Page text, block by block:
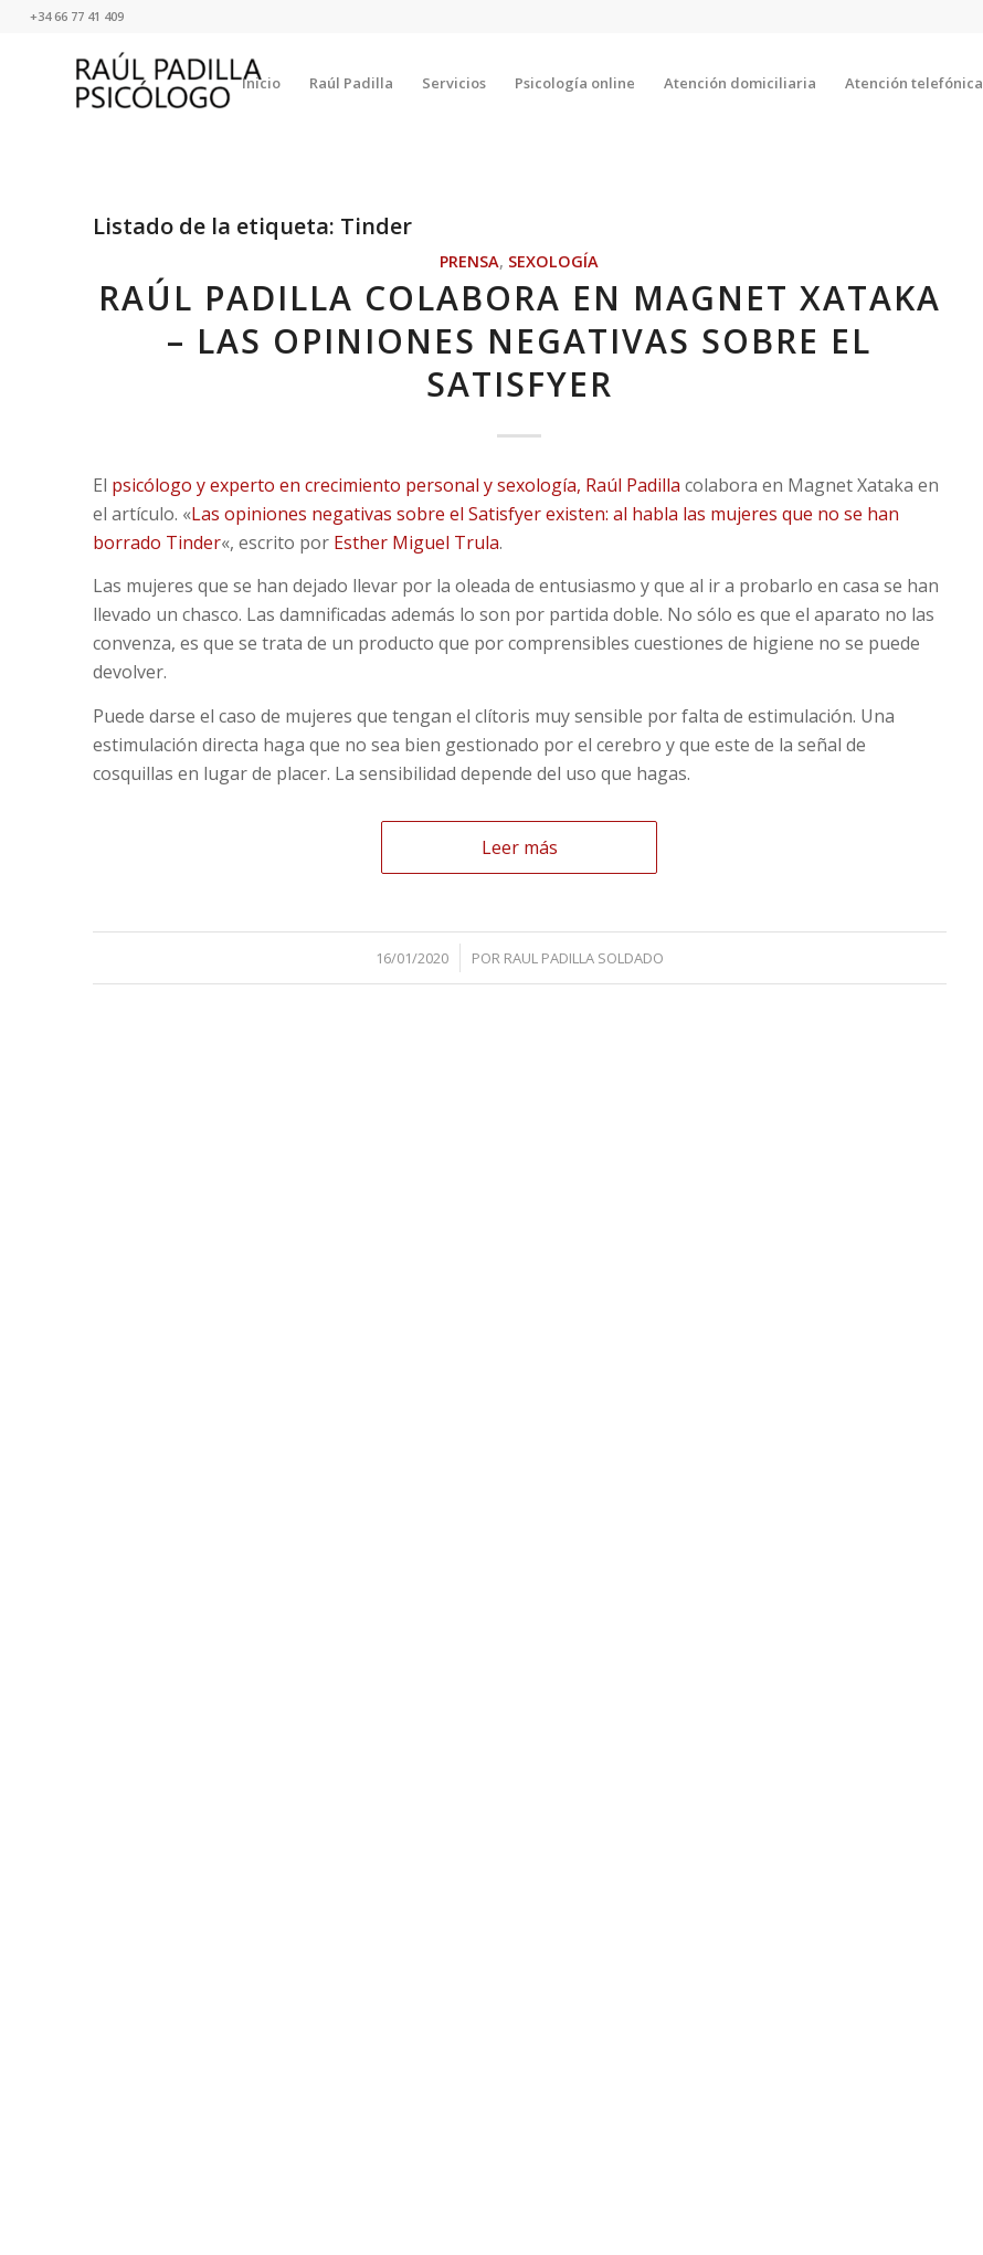
+34 66 77 41 409
Inicio Raúl Padilla Servicios Psicología online Atención domiciliaria Atención telefónica
Listado de la etiqueta: Tinder
PRENSA, SEXOLOGÍA
RAÚL PADILLA COLABORA EN MAGNET XATAKA
– LAS OPINIONES NEGATIVAS SOBRE EL
SATISFYER
El psicólogo y experto en crecimiento personal y sexología, Raúl Padilla colabora en Magnet Xataka en
el artículo. «Las opiniones negativas sobre el Satisfyer existen: al habla las mujeres que no se han
borrado Tinder«, escrito por Esther Miguel Trula.
Las mujeres que se han dejado llevar por la oleada de entusiasmo y que al ir a probarlo en casa se han
llevado un chasco. Las damnificadas además lo son por partida doble. No sólo es que el aparato no las
convenza, es que se trata de un producto que por comprensibles cuestiones de higiene no se puede
devolver.
Puede darse el caso de mujeres que tengan el clítoris muy sensible por falta de estimulación. Una
estimulación directa haga que no sea bien gestionado por el cerebro y que este de la señal de
cosquillas en lugar de placer. La sensibilidad depende del uso que hagas.
Leer más
16/01/2020
/ POR RAUL PADILLA SOLDADO